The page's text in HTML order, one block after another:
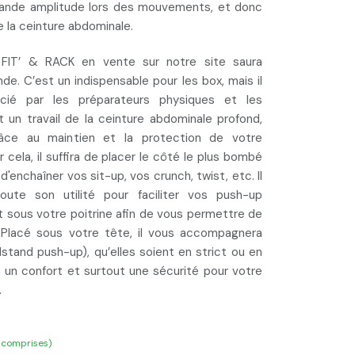
amplitude lors des mouvements, et donc
ceinture abdominale.
& RACK en vente sur notre site saura
C’est un indispensable pour les box, mais il
par les préparateurs physiques et les
un travail de la ceinture abdominale profond,
au maintien et la protection de votre
cela, il suffira deplacer le côté le plus bombé
vos sit-up, vos crunch, twist, etc. Il
son utilité pour faciliter vos push-up
sous votre poitrine afin de vous permettre de
Placé sous votre tête, il vous accompagnera
push-up), qu’elles soient en strict ou en
un confort et surtout une sécurité pour votre